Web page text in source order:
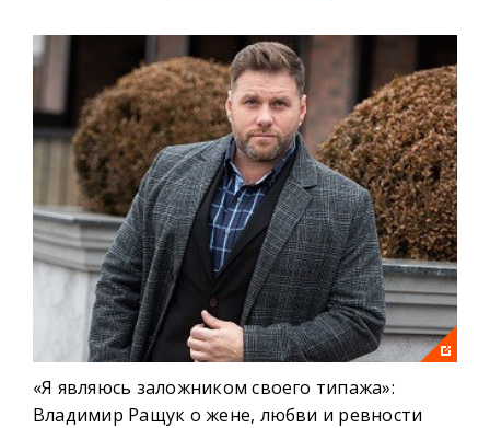
«Я являюсь заложником своего типажа»:
Владимир Ращук о жене, любви и ревности